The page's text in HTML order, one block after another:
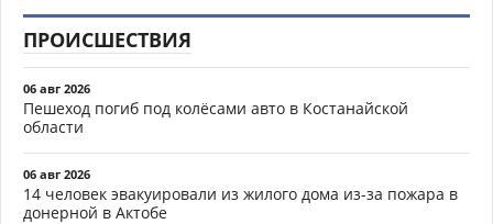
ПРОИСШЕСТВИЯ
06 авг 2026
Пешеход погиб под колёсами авто в Костанайской
области
06 авг 2026
14 человек эвакуировали из жилого дома из-за пожара в
донерной в Актобе